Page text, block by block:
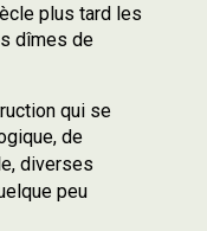
plus tard les
dîmes de
qui se
de
diverses
peu